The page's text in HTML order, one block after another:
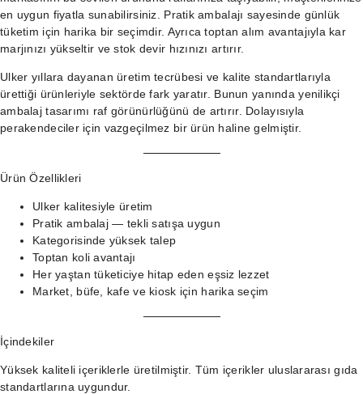
en uygun fiyatla sunabilirsiniz. Pratik ambalajı sayesinde günlük
tüketim için harika bir seçimdir. Ayrıca toptan alım avantajıyla kar
marjınızı yükseltir ve stok devir hızınızı artırır.
Ulker yıllara dayanan üretim tecrübesi ve kalite standartlarıyla
ürettiği ürünleriyle sektörde fark yaratır. Bunun yanında yenilikçi
ambalaj tasarımı raf görünürlüğünü de artırır. Dolayısıyla
perakendeciler için vazgeçilmez bir ürün haline gelmiştir.
Ürün Özellikleri
Ulker kalitesiyle üretim
Pratik ambalaj — tekli satışa uygun
Kategorisinde yüksek talep
Toptan koli avantajı
Her yaştan tüketiciye hitap eden eşsiz lezzet
Market, büfe, kafe ve kiosk için harika seçim
İçindekiler
Yüksek kaliteli içeriklerle üretilmiştir. Tüm içerikler uluslararası gıda
standartlarına uygundur.